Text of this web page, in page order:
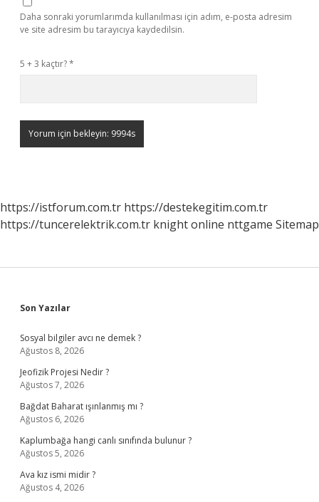
Daha sonraki yorumlarımda kullanılması için adım, e-posta adresim
ve site adresim bu tarayıcıya kaydedilsin.
5 + 3 kaçtır?*
https://istforum.com.tr https://destekegitim.com.tr
https://tuncerelektrik.com.tr knight online nttgame Sitemap
Sidebar
Son Yazılar
Sosyal bilgiler avcı ne demek ?
Ağustos 8, 2026
Jeofizik Projesi Nedir ?
Ağustos 7, 2026
Bağdat Baharat ışınlanmış mı ?
Ağustos 6, 2026
Kaplumbağa hangi canlı sınıfında bulunur ?
Ağustos 5, 2026
Ava kız ismi midir ?
Ağustos 4, 2026